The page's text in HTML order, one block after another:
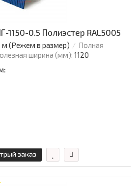
1150-0.5 Полиэстер RAL5005
м (Режем в размер)
Полная
ширина (мм): 1120
заказ